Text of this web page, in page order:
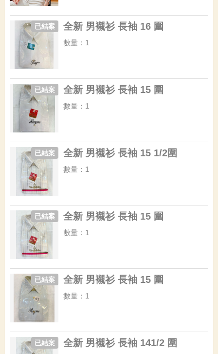
全新 男襯衫 長袖 16 圍
已結案
數量：1
全新 男襯衫 長袖 15 圍
已結案
數量：1
全新 男襯衫 長袖 15 1/2圍
已結案
數量：1
全新 男襯衫 長袖 15 圍
已結案
數量：1
全新 男襯衫 長袖 15 圍
已結案
數量：1
全新 男襯衫 長袖 141/2 圍
已結案